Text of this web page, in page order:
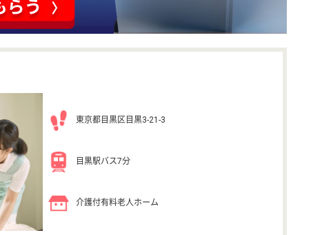
東京都目黒区目黒3-21-3
目黒駅バス7分
介護付有料老人ホーム